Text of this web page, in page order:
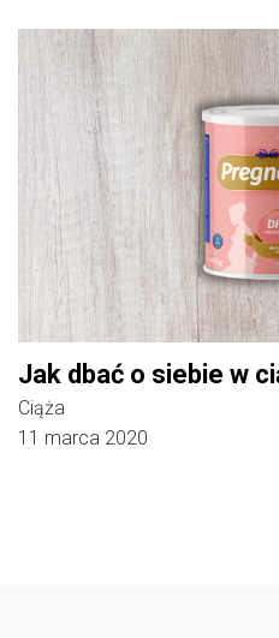
Jak dbać o siebie w
Ciąża
11 marca 2020